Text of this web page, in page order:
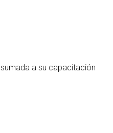
a su capacitación